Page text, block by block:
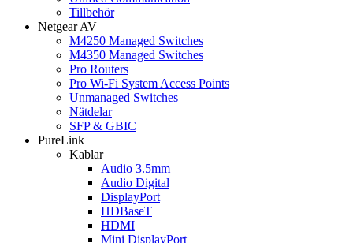
Tillbehör
Netgear AV
M4250 Managed Switches
M4350 Managed Switches
Pro Routers
Pro Wi-Fi System Access Points
Unmanaged Switches
Nätdelar
SFP & GBIC
PureLink
Kablar
Audio 3.5mm
Audio Digital
DisplayPort
HDBaseT
HDMI
Mini DisplayPort